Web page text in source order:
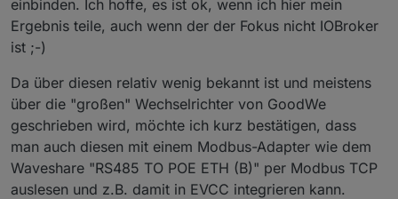
einbinden. Ich hoffe, es ist ok, wenn ich hier mein
Ergebnis teile, auch wenn der der Fokus nicht IOBroker
ist ;-)
Da über diesen relativ wenig bekannt ist und meistens
über die "großen" Wechselrichter von GoodWe
geschrieben wird, möchte ich kurz bestätigen, dass
man auch diesen mit einem Modbus-Adapter wie dem
Waveshare "RS485 TO POE ETH (B)" per Modbus TCP
auslesen und z.B. damit in EVCC integrieren kann.